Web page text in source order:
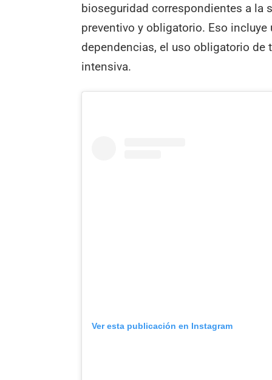
bioseguridad correspondientes a la
preventivo y obligatorio. Eso
dependencias, el uso obligatorio de
intensiva.
Ver esta publicación en Instagram